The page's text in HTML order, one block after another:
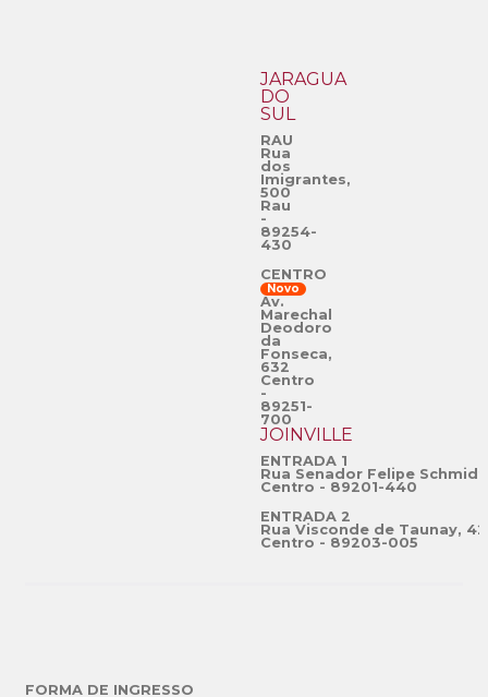
JARAGUÁ
DO
SUL
RAU
Rua
dos
Imigrantes,
500
Rau
-
89254-
430
CENTRO
Novo
Av.
Marechal
Deodoro
da
Fonseca,
632
Centro
-
89251-
700
JOINVILLE
ENTRADA 1
Rua Senador Felipe
Centro - 89201-440
ENTRADA 2
Rua Visconde de Taunay,
Centro - 89203-005
FORMA DE INGRESSO